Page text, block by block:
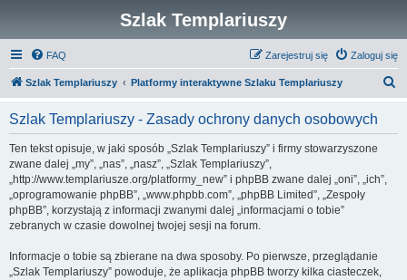
Szlak Templariuszy
FAQ Zaloguj się
Zarejestruj się
Szlak Templariuszy Platformy interaktywne Szlaku Templariuszy
Szlak Templariuszy - Zasady ochrony danych osobowych
Ten tekst opisuje, w jaki sposób „Szlak Templariuszy” i firmy stowarzyszone
zwane dalej „my”, „nas”, „nasz”, „Szlak Templariuszy”,
„http://www.templariusze.org/platformy_new” i phpBB zwane dalej „oni”, „ich”,
„oprogramowanie phpBB”, „www.phpbb.com”, „phpBB Limited”, „Zespoły
phpBB”, korzystają z informacji zwanymi dalej „informacjami o tobie”
zebranych w czasie dowolnej twojej sesji na forum.
Informacje o tobie są zbierane na dwa sposoby. Po pierwsze, przeglądanie
„Szlak Templariuszy” powoduje, że aplikacja phpBB tworzy kilka ciasteczek,